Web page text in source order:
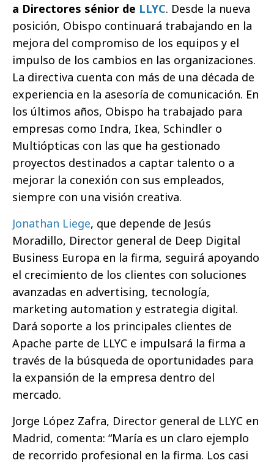
a Directores sénior de LLYC. Desde la nueva
posición, Obispo continuará trabajando en la
mejora del compromiso de los equipos y el
impulso de los cambios en las organizaciones.
La directiva cuenta con más de una década de
experiencia en la asesoría de comunicación. En
los últimos años, Obispo ha trabajado para
empresas como Indra, Ikea, Schindler o
Multiópticas con las que ha gestionado
proyectos destinados a captar talento o a
mejorar la conexión con sus empleados,
siempre con una visión creativa.
Jonathan Liege, que depende de Jesús
Moradillo, Director general de Deep Digital
Business Europa en la firma, seguirá apoyando
el crecimiento de los clientes con soluciones
avanzadas en advertising, tecnología,
marketing automation y estrategia digital.
Dará soporte a los principales clientes de
Apache parte de LLYC e impulsará la firma a
través de la búsqueda de oportunidades para
la expansión de la empresa dentro del
mercado.
Jorge López Zafra, Director general de LLYC en
Madrid, comenta: “María es un claro ejemplo
de recorrido profesional en la firma. Los casi